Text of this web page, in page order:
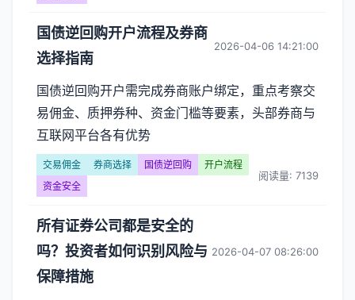
国债逆回购开户流程及券商
选择指南
2026-04-06 14:21:00
国债逆回购开户需完成券商账户绑定，重点考察交
易佣金、质押券种、资金门槛等要素，头部券商与
互联网平台各有优势
交易佣金 券商选择 国债逆回购
开户流程
资金安全
阅读量: 7139
所有证券公司都是安全的
吗？投资者如何识别风险与
保障措施
2026-04-07 08:26:00